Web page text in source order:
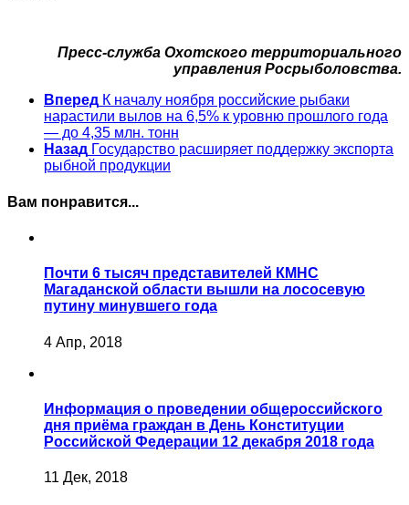
Пресс-служба Охотского территориального
управления Росрыболовства.
Вперед К началу ноября российские рыбаки
нарастили вылов на 6,5% к уровню прошлого года
— до 4,35 млн. тонн
Назад Государство расширяет поддержку экспорта
рыбной продукции
Вам понравится...
Почти 6 тысяч представителей КМНС
Магаданской области вышли на лососевую
путину минувшего года
4 Апр, 2018
Информация о проведении общероссийского
дня приёма граждан в День Конституции
Российской Федерации 12 декабря 2018 года
11 Дек, 2018